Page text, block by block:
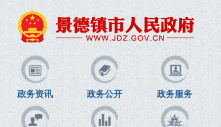
政务资讯 政务公开 政务服务